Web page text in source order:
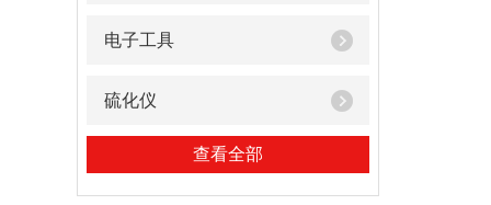
电子工具
硫化仪
查看全部